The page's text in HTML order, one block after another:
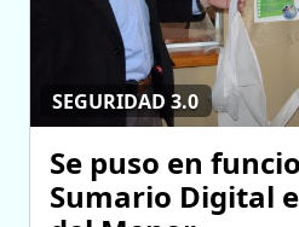
SEGURIDAD 3.0
Se puso en
Sumario Digital